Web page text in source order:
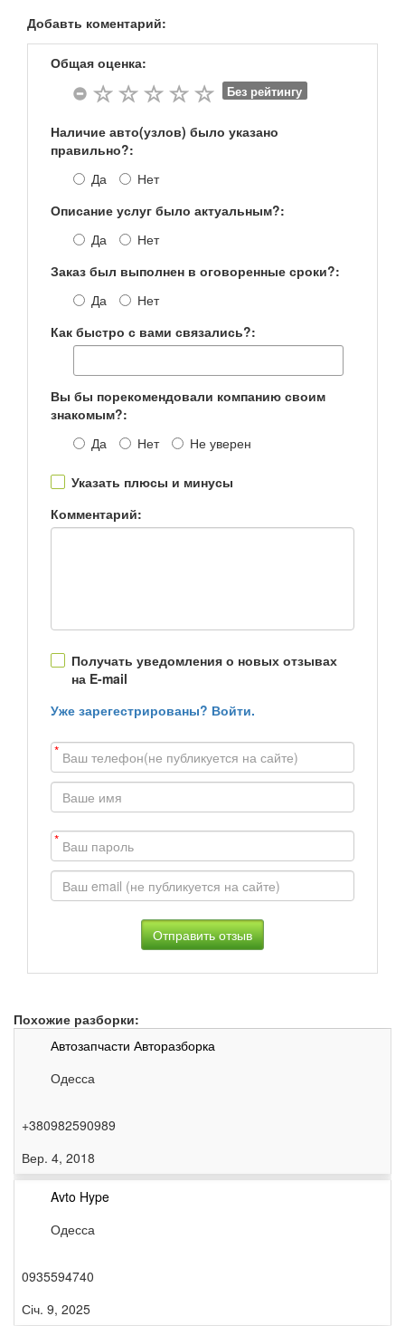
Добавть коментарий:
Общая оценка:
Без рейтингу
Наличие авто(узлов) было указано
правильно?:
Да
Нет
Описание услуг было актуальным?:
Да
Нет
Заказ был выполнен в оговоренные сроки?:
Да
Нет
Как быстро с вами связались?:
Вы бы порекомендовали компанию своим
знакомым?:
Да
Нет Не уверен
Указать плюсы и минусы
Комментарий:
Получать уведомления о новых отзывах
на E-mail
Уже зарегестрированы? Войти.
*
*
Похожие разборки:
Автозапчасти Авторазборка
Одесса
+380982590989
Вер. 4, 2018
Avto Hype
Одесса
0935594740
Січ. 9, 2025